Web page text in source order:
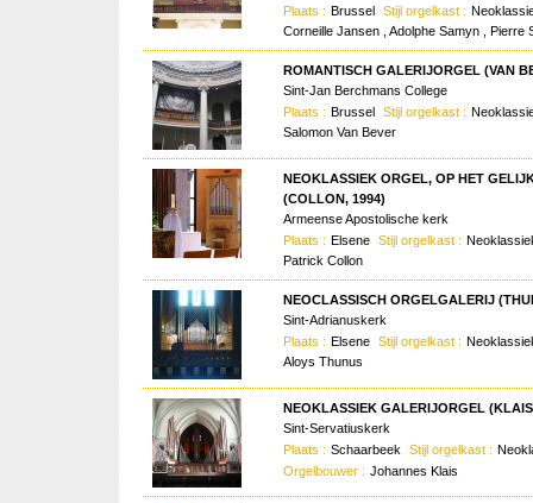
Plaats : Brussel Stijl orgelkast :
Corneille Jansen , Adolphe Samyn , Pierre
ROMANTISCH GALERIJORGEL (VAN
Sint-Jan Berchmans College
Plaats : Brussel Stijl orgelkast :
Salomon Van Bever
NEOKLASSIEK ORGEL, OP HET
(COLLON, 1994)
Armeense Apostolische kerk
Plaats : Elsene Stijl orgelkast :
Patrick Collon
NEOCLASSISCH ORGELGALERIJ
Sint-Adrianuskerk
Plaats : Elsene Stijl orgelkast :
Aloys Thunus
NEOKLASSIEK GALERIJORGEL
Sint-Servatiuskerk
Plaats : Schaarbeek Stijl orgelkast :
Orgelbouwer : Johannes Klais